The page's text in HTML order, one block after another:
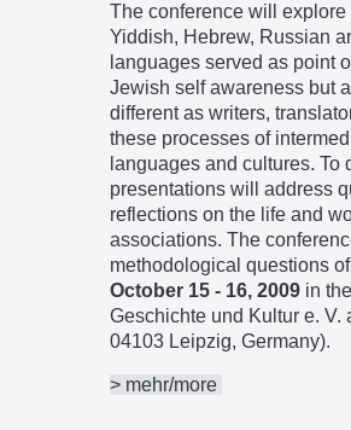
The conference will
Yiddish, Hebrew, Russian
languages served as point
Jewish self awareness but
different as writers,
these processes of
languages and cultures.
presentations will address
reflections on the life and
associations. The
methodological questions
October 15 - 16, 2009 in
Geschichte und Kultur e. V.
04103 Leipzig, Germany).
> mehr/more